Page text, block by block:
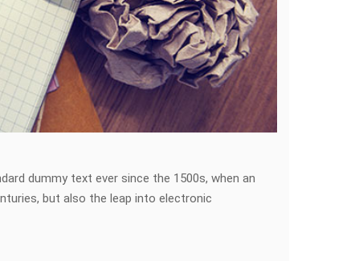
dummy text ever since the 1500s, when an
but also the leap into electronic